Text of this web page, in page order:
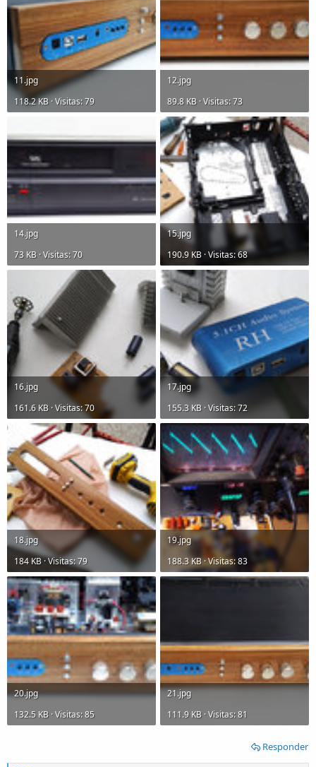
11.jpg
118.2 KB · Visitas: 79
12.jpg
89.8 KB · Visitas: 73
14.jpg
73 KB · Visitas: 70
15.jpg
190.9 KB · Visitas: 68
16.jpg
161.6 KB · Visitas: 70
17.jpg
155.3 KB · Visitas: 72
18.jpg
184 KB · Visitas: 79
19.jpg
188.3 KB · Visitas: 83
20.jpg
132.5 KB · Visitas: 85
21.jpg
111.9 KB · Visitas: 81
Responder